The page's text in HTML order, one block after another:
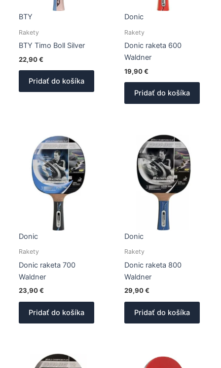
BTY
Rakety
BTY Timo Boll Silver
22,90€
Pridať do košíka
Donic
Rakety
Donic raketa 600
Waldner
19,90€
Pridať do košíka
Donic
Rakety
Donic raketa 700
Waldner
23,90€
Pridať do košíka
Donic
Rakety
Donic raketa 800
Waldner
29,90€
Pridať do košíka